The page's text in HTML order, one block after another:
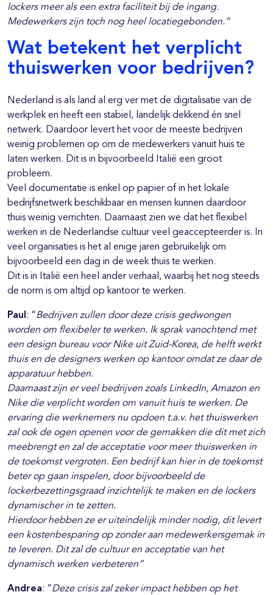
lockers meer als een extra faciliteit bij de ingang.
Medewerkers zijn toch nog heel locatiegebonden.”
Wat betekent het verplicht
thuiswerken voor bedrijven?
Nederland is als land al erg ver met de digitalisatie van de
werkplek en heeft een stabiel, landelijk dekkend én snel
netwerk. Daardoor levert het voor de meeste bedrijven
weinig problemen op om de medewerkers vanuit huis te
laten werken. Dit is in bijvoorbeeld Italië een groot
probleem.
Veel documentatie is enkel op papier of in het lokale
bedrijfsnetwerk beschikbaar en mensen kunnen daardoor
thuis weinig verrichten. Daarnaast zien we dat het flexibel
werken in de Nederlandse cultuur veel geaccepteerder is. In
veel organisaties is het al enige jaren gebruikelijk om
bijvoorbeeld een dag in de week thuis te werken.
Dit is in Italië een heel ander verhaal, waarbij het nog steeds
de norm is om altijd op kantoor te werken.
Paul : “Bedrijven zullen door deze crisis gedwongen
worden om flexibeler te werken. Ik sprak vanochtend met
een design bureau voor Nike uit Zuid-Korea, de helft werkt
thuis en de designers werken op kantoor omdat ze daar de
apparatuur hebben.
Daarnaast zijn er veel bedrijven zoals LinkedIn, Amazon en
Nike die verplicht worden om vanuit huis te werken. De
ervaring die werknemers nu opdoen t.a.v. het thuiswerken
zal ook de ogen openen voor de gemakken die dit met zich
meebrengt en zal de acceptatie voor meer thuiswerken in
de toekomst vergroten. Een bedrijf kan hier in de toekomst
beter op gaan inspelen, door bijvoorbeeld de
lockerbezettingsgraad inzichtelijk te maken en de lockers
dynamischer in te zetten.
Hierdoor hebben ze er uiteindelijk minder nodig, dit levert
een kostenbesparing op zonder aan medewerkersgemak in
te leveren. Dit zal de cultuur en acceptatie van het
dynamisch werken verbeteren”
Andrea: “Deze crisis zal zeker impact hebben op het